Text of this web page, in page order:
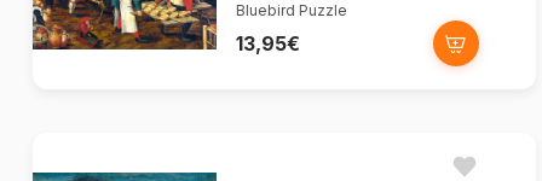
Bluebird Puzzle
13,95€